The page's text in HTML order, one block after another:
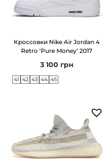
l
B
/
P
Кроссовки Nike Air Jordan 4
Retro ‘Pure Money’ 2017
3 100 грн
41 42 43 44 45